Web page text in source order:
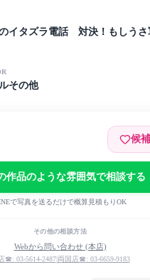
イタズラ電話 対決！もしうさ
その他
候
作品のような雰囲気で相談する
で写真を送るだけで概算見積もりOK
その他の相談方法
Webから問い合わせ (本店)
☎: 03-5614-2487|両国店☎: 03-6659-9183